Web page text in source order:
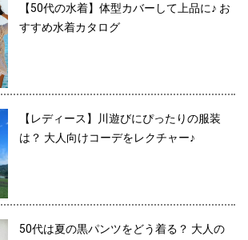
【50代の水着】体型カバーして上品に♪ お
すすめ水着カタログ
【レディース】川遊びにぴったりの服装
は？ 大人向けコーデをレクチャー♪
50代は夏の黒パンツをどう着る？ 大人の